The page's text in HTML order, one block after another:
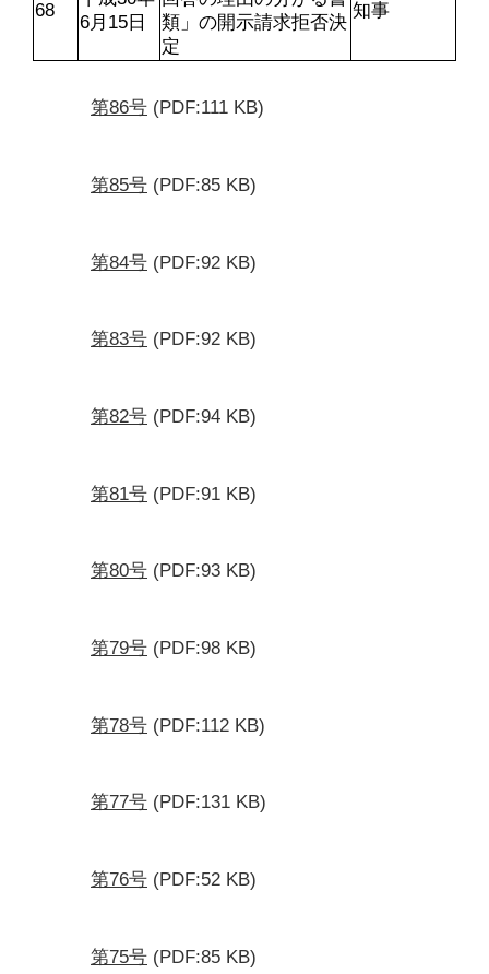
68
6月15日
類」の開示請求拒否決
定
知事
第86号 (PDF:111 KB)
第85号 (PDF:85 KB)
第84号 (PDF:92 KB)
第83号 (PDF:92 KB)
第82号 (PDF:94 KB)
第81号 (PDF:91 KB)
第80号 (PDF:93 KB)
第79号 (PDF:98 KB)
第78号 (PDF:112 KB)
第77号 (PDF:131 KB)
第76号 (PDF:52 KB)
第75号 (PDF:85 KB)